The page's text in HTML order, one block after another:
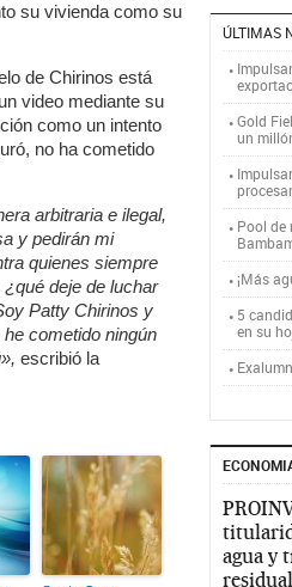
su vivienda como su
de Chirinos está
video mediante su
como un intento
no ha cometido
arbitraria e ilegal,
y pedirán mi
quienes siempre
deje de luchar
Patty Chirinos y
cometido ningún
escribió la
ÚLTIMAS
Gold
un
Pool de
¡Más
5
en su
agua y